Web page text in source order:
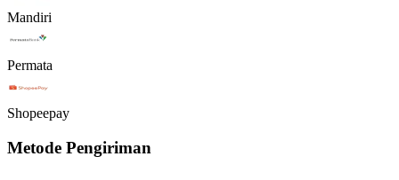
Mandiri
Permata
Shopeepay
Metode Pengiriman